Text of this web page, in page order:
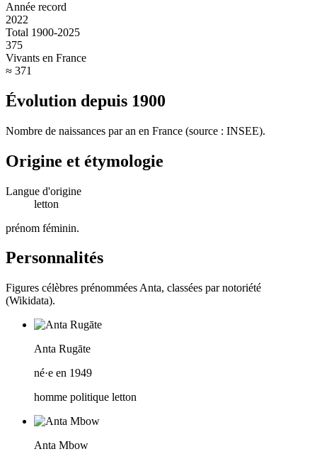
Année record
2022
Total 1900-2025
375
Vivants en France
≈ 371
Évolution depuis 1900
Nombre de naissances par an en France (source : INSEE).
Origine et étymologie
Langue d'origine
letton
prénom féminin.
Personnalités
Figures célèbres prénommées Anta, classées par notoriété
(Wikidata).
Anta Rugāte
né·e en 1949
homme politique letton
Anta Mbow